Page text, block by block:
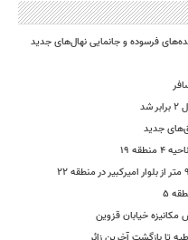
فرسوده و جانمایی نهال‌های جدید
جدید
۵